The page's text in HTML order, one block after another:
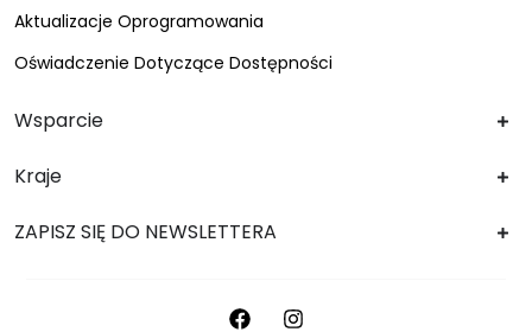
Aktualizacje Oprogramowania
Oświadczenie Dotyczące Dostępności
Wsparcie
Kraje
ZAPISZ SIĘ DO NEWSLETTERA